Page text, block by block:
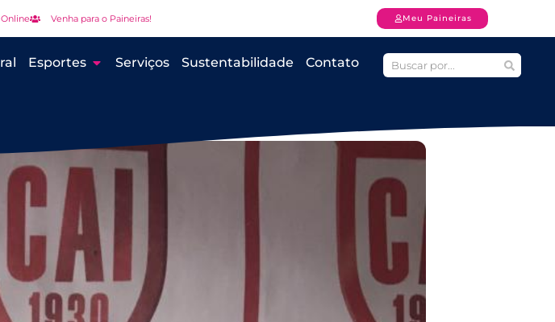
Online Venha para o Paineiras! Meu Paineiras
Esportes Serviços Sustentabilidade Contato